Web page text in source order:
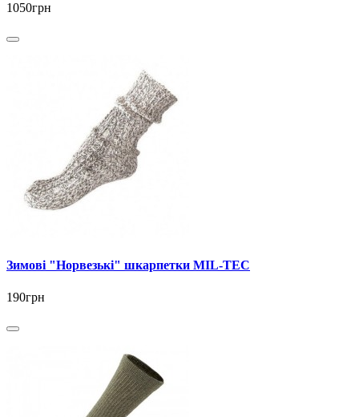
1050грн
Зимові "Норвезькі" шкарпетки MIL-TEC
190грн